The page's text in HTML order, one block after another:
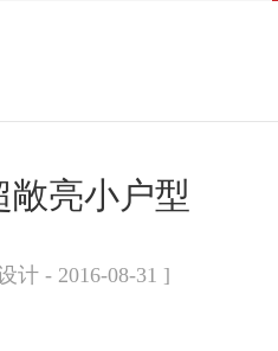
敞亮小户型
计 - 2016-08-31 ]